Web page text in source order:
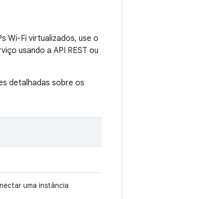
Wi-Fi virtualizados, use o
usando a API REST ou
detalhadas sobre os
uma instância